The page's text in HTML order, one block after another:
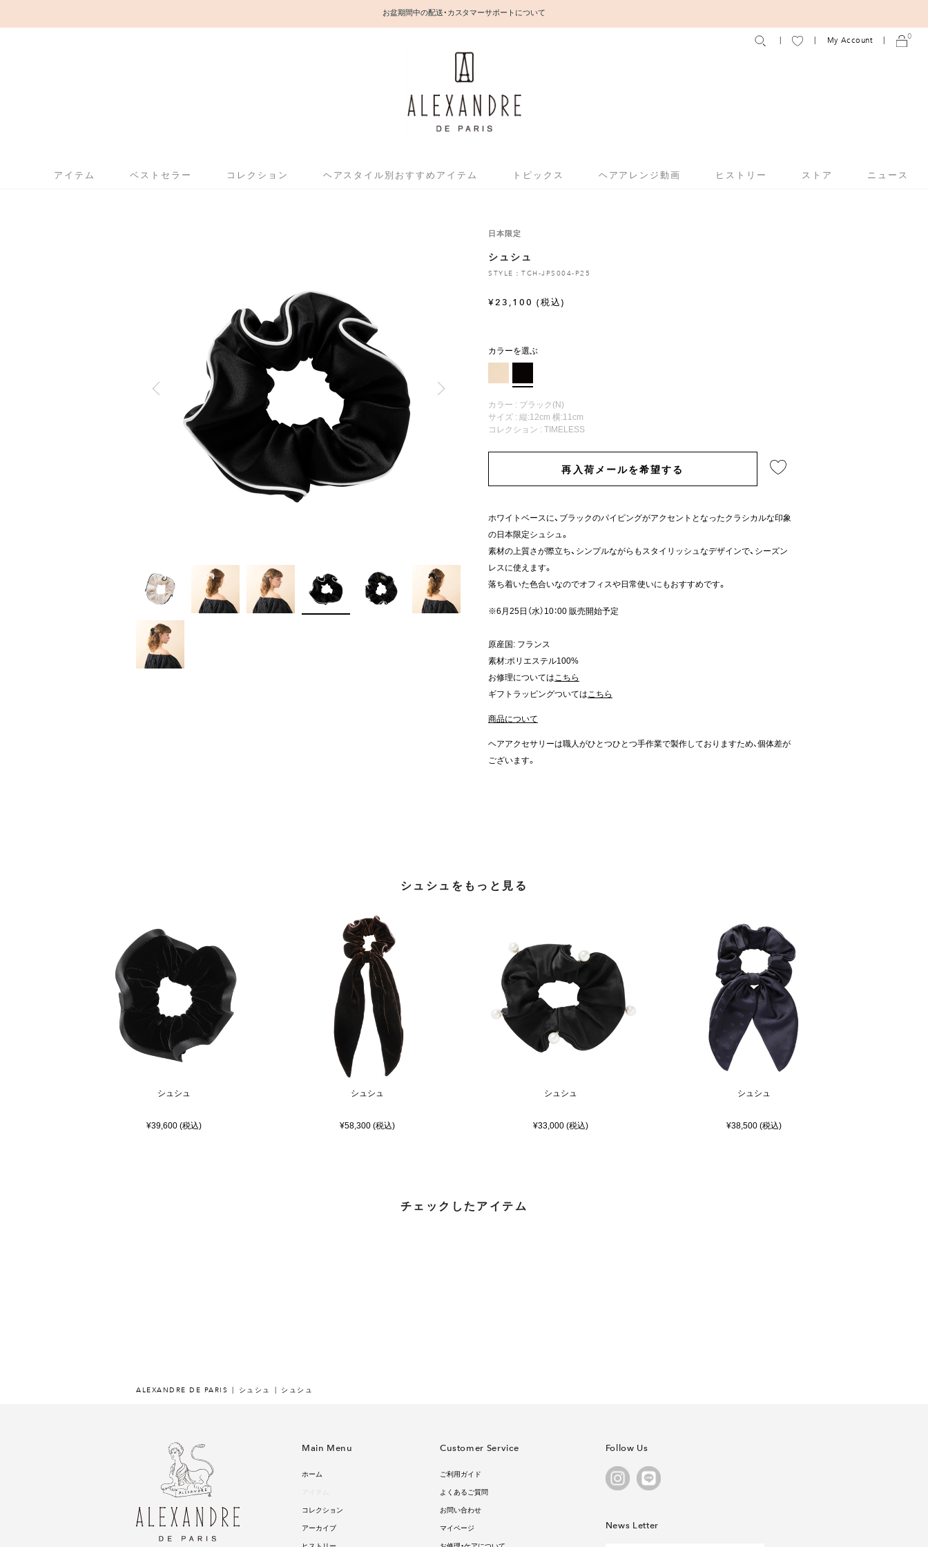
お盆期間中の配送・カスタマーサポートについて
アイテム ベストセラー コレクション ヘアスタイル別おすすめアイテム トピックス ヘアアレンジ動画 ヒストリー ストア ニュース
My Account 0
日本限定
シュシュ
STYLE：TCH-JPS004-P25
¥23,100 (税込)
カラーを選ぶ
カラー : ブラック(N)
サイズ : 縦:12cm 横:11cm
コレクション : TIMELESS
再入荷メールを希望する
ホワイトベースに、ブラックのパイピングがアクセントとなったクラシカルな印象
の日本限定シュシュ。
素材の上質さが際立ち、シンプルながらもスタイリッシュなデザインで、シーズン
レスに使えます。
落ち着いた色合いなのでオフィスや日常使いにもおすすめです。
※6月25日（水）10：00 販売開始予定
原産国: フランス
素材:ポリエステル100%
お修理についてはこちら
ギフトラッピングついてはこちら
商品について
ヘアアクセサリーは職人がひとつひとつ手作業で製作しておりますため、個体差が
ございます。
シュシュをもっと見る
シュシュ
¥39,600 (税込)
シュシュ
¥58,300 (税込)
シュシュ
¥33,000 (税込)
シュシュ
¥38,500 (税込)
チェックしたアイテム
ALEXANDRE DE PARIS シュシュ シュシュ
Main Menu
ホーム
コレクション
アーカイブ
Customer Service
ご利用ガイド
よくあるご質問
お問い合わせ
マイページ
Follow Us
News Letter